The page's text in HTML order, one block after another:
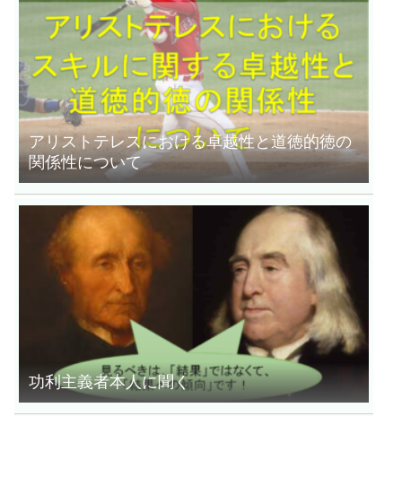
アリストテレスにおける卓越性と道徳的徳の
関係性について
功利主義者本人に聞く